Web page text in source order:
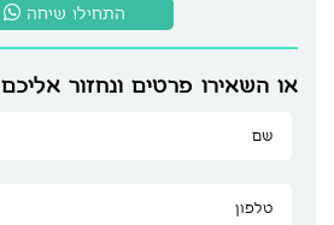
התחילו שיחה
או השאירו פרטים ונחזור אליכם